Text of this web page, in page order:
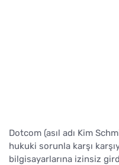
Dotcom (asıl adı Kim
hukuki sorunla karşı
bilgisayarlarına izinsiz